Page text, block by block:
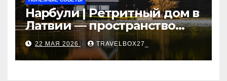
Нарбули | Ретритный дом в
Латвии — пространство
для саморазвития и
восстановления
22 МАЯ 2026 TRAVELBOX27_